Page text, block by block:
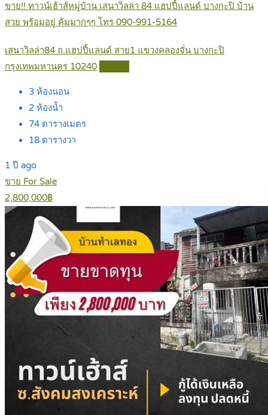
ขาย!! ทาวน์เฮ้าส์หมู่บ้าน เสนาวิลล่า 84 แฮปปี้แลนด์ บางกะปิ บ้าน
สวย พร้อมอยู่ คุ้มมากๆๆ โทร 090-991-5164
เสนาวิลล่า84 ถ.แฮปปี้แลนด์ สาย1 แขวงคลองจั่น บางกะปิ
กรุงเทพมหานคร 10240
3 ห้องนอน
2 ห้องน้ำ
74 ตารางเมตร
18 ตารางวา
1 ปี ago
ขาย For Sale
2,800,000฿